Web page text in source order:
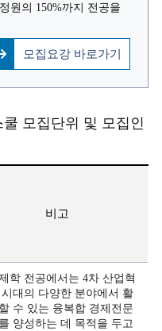
원의 150%까지 전공을
모집요강 바로가기
모집단위 및 모집인
비고
학 전공에서는 4차 산업혁
시대의 다양한 분야에서 활
수 있는 융복합 경제전문
양성하는 데 목적을 두고